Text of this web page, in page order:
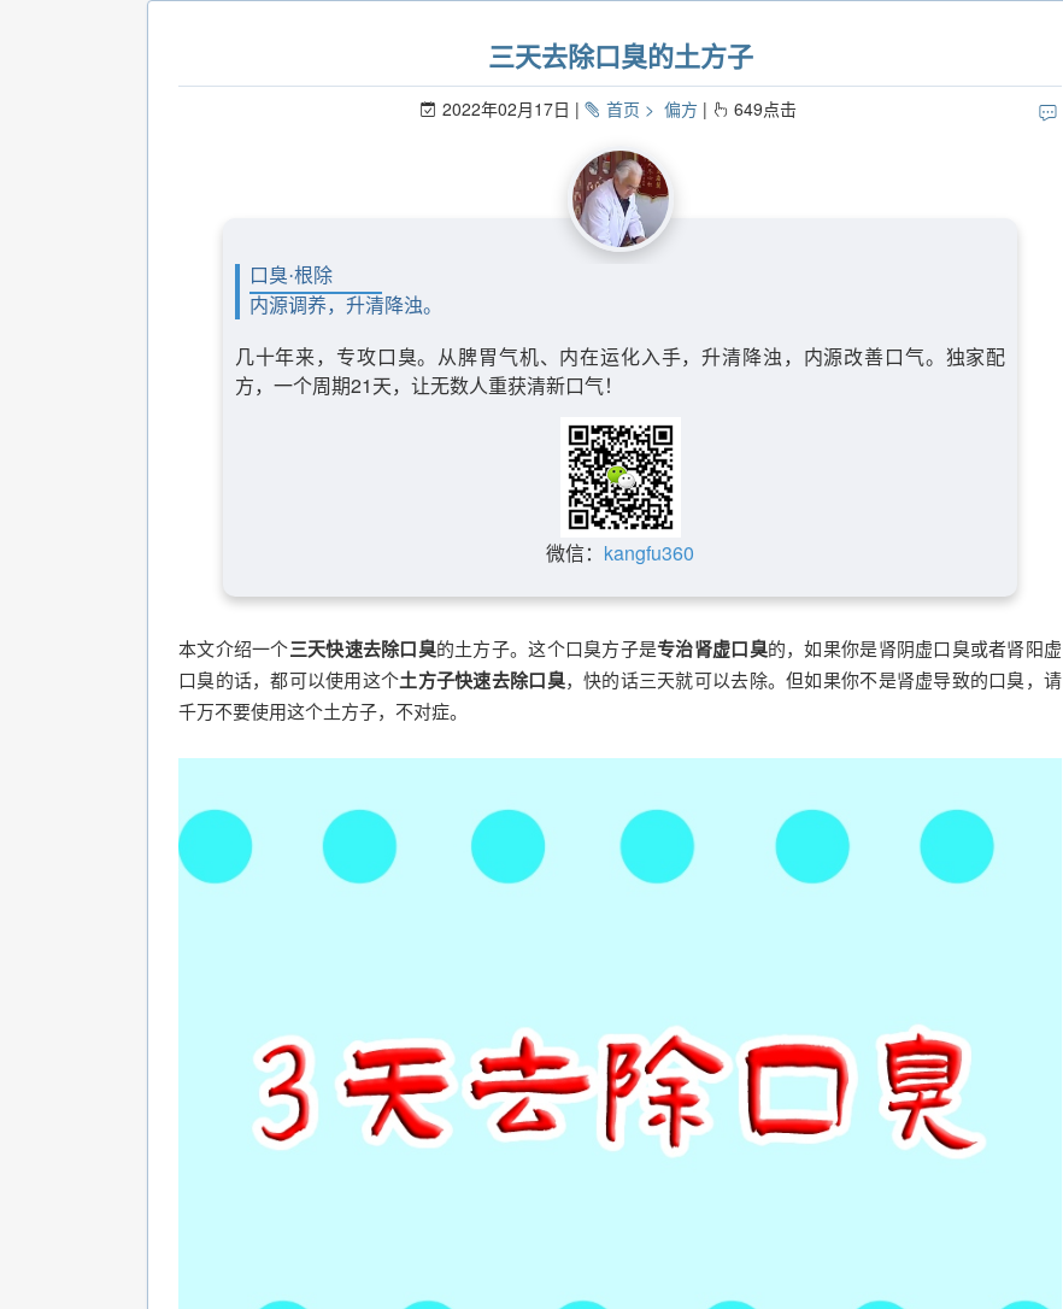
三天去除口臭的土方子
2022年02月17日 首页 偏方 649点击
口臭·根除
内源调养，升清降浊。
几十年来，专攻口臭。从脾胃气机、内在运化入手，升清降浊，内源改善口气。独家配
方，一个周期21天，让无数人重获清新口气！
微信： kangfu360
本文介绍一个三天快速去除口臭的土方子。这个口臭方子是专治肾虚口臭的，如果你是肾阴虚口臭或者肾阳虚
口臭的话，都可以使用这个土方子快速去除口臭，快的话三天就可以去除。但如果你不是肾虚导致的口臭，请
千万不要使用这个土方子，不对症。